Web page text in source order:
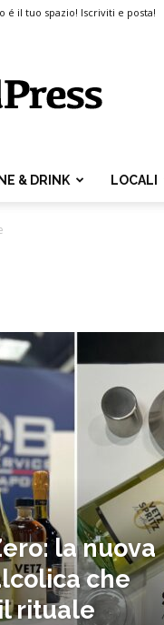
é il tuo spazio! Iscriviti e posta!
& DRINK LOCALI
la nuova
che
rituale